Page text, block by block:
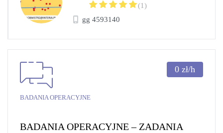
(1)
gg 4593140
BADANIA OPERACYJNE
0 zł/h
BADANIA OPERACYJNE – ZADANIA